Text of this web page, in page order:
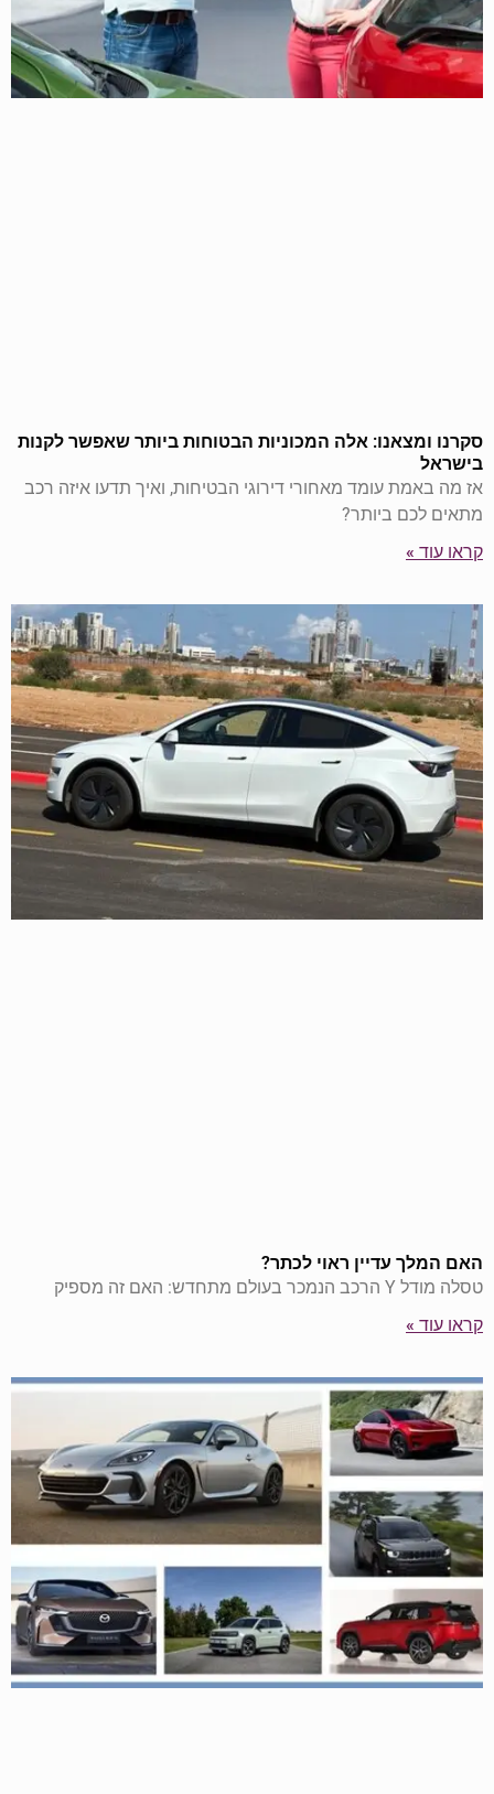
סקרנו ומצאנו: אלה המכוניות הבטוחות ביותר שאפשר לקנות
בישראל
אז מה באמת עומד מאחורי דירוגי הבטיחות, ואיך תדעו איזה רכב
מתאים לכם ביותר?
קראו עוד »
האם המלך עדיין ראוי לכתר?
טסלה מודל Y הרכב הנמכר בעולם מתחדש: האם זה מספיק
קראו עוד »